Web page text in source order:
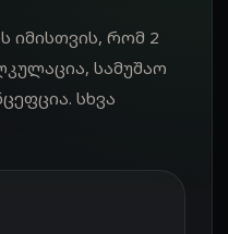
იმისთვის, რომ 2
სამუშაო
სხვა